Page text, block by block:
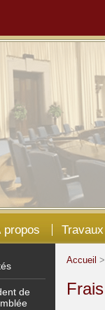
propos
de
Accueil >